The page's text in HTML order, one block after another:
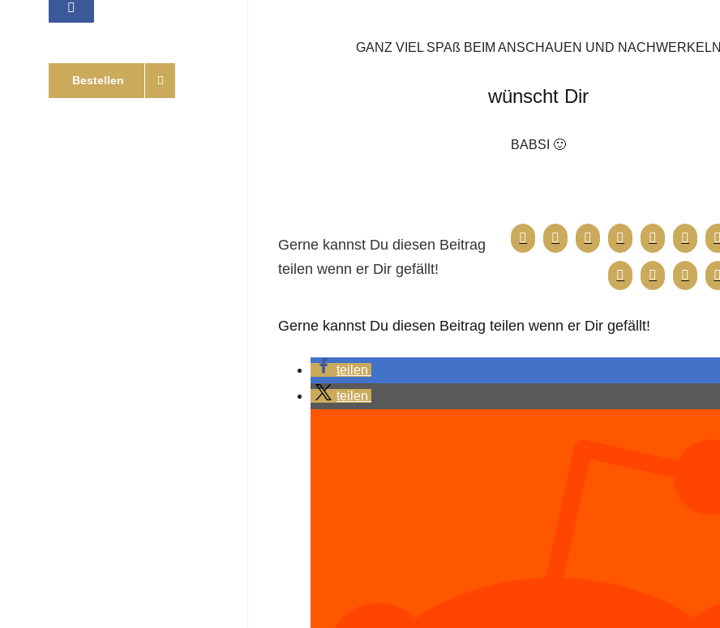
Facebook
Bestellen
GANZ VIEL SPAß BEIM ANSCHAUEN UND NACHWERKELN
wünscht Dir
BABSI 🙂
Gerne kannst Du diesen Beitrag
teilen wenn er Dir gefällt!
Gerne kannst Du diesen Beitrag teilen wenn er Dir gefällt!
teilen
teilen